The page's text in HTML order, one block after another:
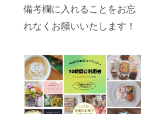
備考欄に入れることをお忘
れなくお願いいたします！